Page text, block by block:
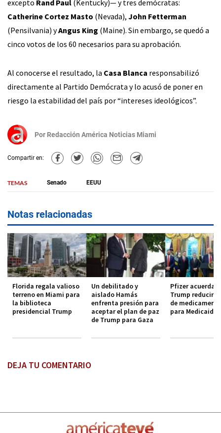
excepto Rand Paul (Kentucky)— y tres demócratas:
Catherine Cortez Masto (Nevada), John Fetterman
(Pensilvania) yAngus King (Maine). Sin embargo, se quedó a
cinco votos de los 60 necesarios para su aprobación.
Al conocerse el resultado, la Casa Blanca responsabilizó
directamente al Partido Demócrata y lo acusó de poner en
riesgo la estabilidad del país por “intereses ideológicos”.
Por Redacción América Noticias Miami
Compartir en:
TEMAS Senado EEUU
Notas relacionadas
Florida regala valioso
terreno en Miami para
la biblioteca
presidencial Trump
Un debilitado y
aislado Hamás
enfrenta presión para
aceptar el plan de paz
de Trump para Gaza
Pfizer acuerda
Trump reducir
de
para Medicaid
DEJA TU COMENTARIO